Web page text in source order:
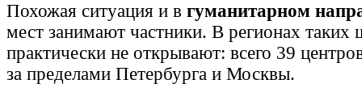
Похожая ситуация и в гуманитарном
мест занимают частники. В регионах таких
практически не открывают: всего 39
за пределами Петербурга и Москвы.